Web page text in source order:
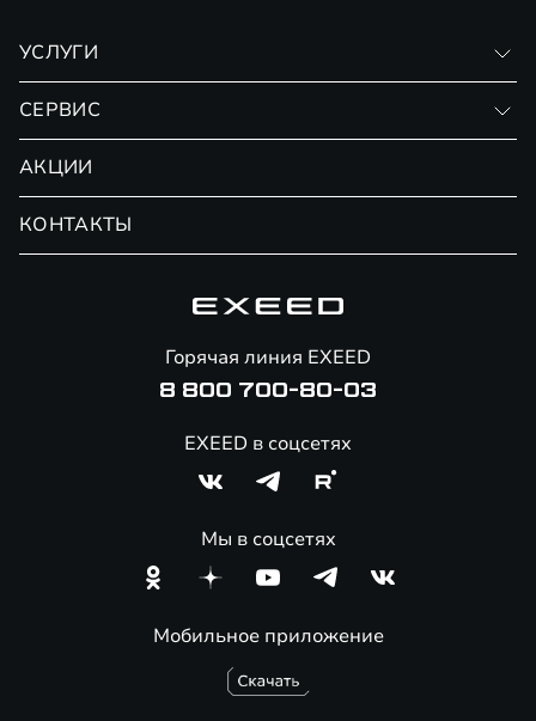
УСЛУГИ
Слесарный ремонт
Замена масла АКПП
Ремонт генератора
Ремонт электрики
Замена аккумулятора
СЕРВИС
Официальный сервис
АКЦИИ
КОНТАКТЫ
Мобильное приложение
Горячая линия EXEED
8 800 700-80-03
EXEED в соцсетях
Мы в соцсетях